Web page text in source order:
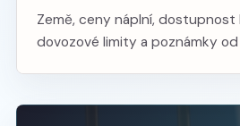
Země, ceny náplní, dostupnost
dovozové limity a poznámky od